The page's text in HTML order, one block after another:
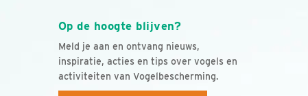
Op de hoogte blijven?
Meld je aan en ontvang nieuws,
inspiratie, acties en tips over vogels en
activiteiten van Vogelbescherming.